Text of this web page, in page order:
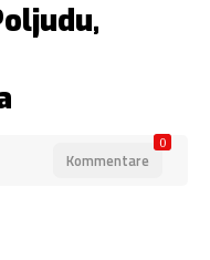
Kommentare
0